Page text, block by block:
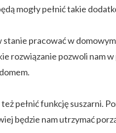
mogły pełnić takie
pracować w
rozwiązanie pozwoli nam
pełnić funkcję suszarni.
będzie nam utrzymać